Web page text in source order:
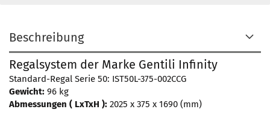
Beschreibung
Regalsystem der Marke Gentili Infinity
Standard-Regal Serie 50: IST50L-375-002CCG
Gewicht: 96 kg
Abmessungen ( LxTxH ): 2025 x 375 x 1690 (mm)